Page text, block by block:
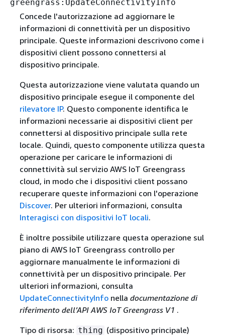
greengrass:UpdateConnectivityInfo
Concede l'autorizzazione ad aggiornare le
informazioni di connettività per un dispositivo
principale. Queste informazioni descrivono come i
dispositivi client possono connettersi al
dispositivo principale.
Questa autorizzazione viene valutata quando un
dispositivo principale esegue il componente del
rilevatore IP. Questo componente identifica le
informazioni necessarie ai dispositivi client per
connettersi al dispositivo principale sulla rete
locale. Quindi, questo componente utilizza questa
operazione per caricare le informazioni di
connettività sul servizio AWS IoT Greengrass
cloud, in modo che i dispositivi client possano
recuperare queste informazioni con l'operazione
Discover. Per ulteriori informazioni, consulta
Interagisci con dispositivi IoT locali.
È inoltre possibile utilizzare questa operazione sul
piano di AWS IoT Greengrass controllo per
aggiornare manualmente le informazioni di
connettività per un dispositivo principale. Per
ulteriori informazioni, consulta
UpdateConnectivityInfonella documentazione di
riferimento dell’API AWS IoT Greengrass V1 .
Tipo di risorsa: thing (dispositivo principale)